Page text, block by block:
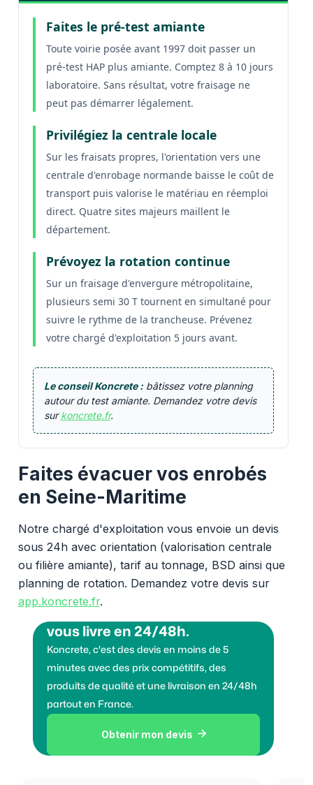
Faites le pré-test amiante
Toute voirie posée avant 1997 doit passer un
pré-test HAP plus amiante. Comptez 8 à 10 jours
laboratoire. Sans résultat, votre fraisage ne
peut pas démarrer légalement.
Privilégiez la centrale locale
Sur les fraisats propres, l'orientation vers une
centrale d'enrobage normande baisse le coût de
transport puis valorise le matériau en réemploi
direct. Quatre sites majeurs maillent le
département.
Prévoyez la rotation continue
Sur un fraisage d'envergure métropolitaine,
plusieurs semi 30 T tournent en simultané pour
suivre le rythme de la trancheuse. Prévenez
votre chargé d'exploitation 5 jours avant.
Le conseil Koncrete :bâtissez votre planning
autour du test amiante. Demandez votre devis
surkoncrete.fr.
Faites évacuer vos enrobés
en Seine-Maritime
Notre chargé d'exploitation vous envoie un devis
sous 24h avec orientation (valorisation centrale
ou filière amiante), tarif au tonnage, BSD ainsi que
planning de rotation. Demandez votre devis sur
app.koncrete.fr.
vous livre en 24/48h.
Koncrete, c'est des devis en moins de 5
minutes avec des prix compétitifs, des
produits de qualité et une livraison en 24/48h
partout en France.
Obtenir mon devis 